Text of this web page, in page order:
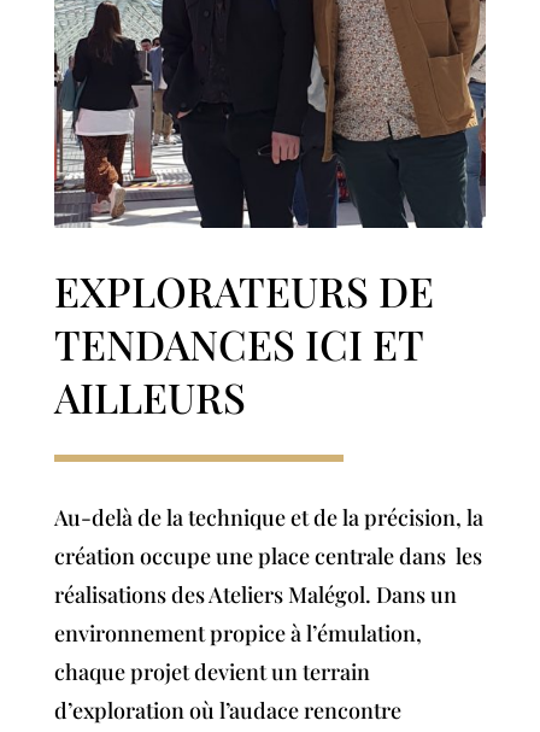
EXPLORATEURS DE
TENDANCES ICI ET
AILLEURS
Au-delà de la technique et de la précision, la
création occupe une place centrale dans les
réalisations des Ateliers Malégol. Dans un
environnement propice à l’émulation,
chaque projet devient un terrain
d’exploration où l’audace rencontre